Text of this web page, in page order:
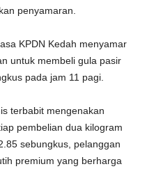
penyamaran.
KPDN Kedah menyamar
untuk membeli gula pasir
pada jam 11 pagi.
terbabit mengenakan
pembelian dua kilogram
sebungkus, pelanggan
premium yang berharga